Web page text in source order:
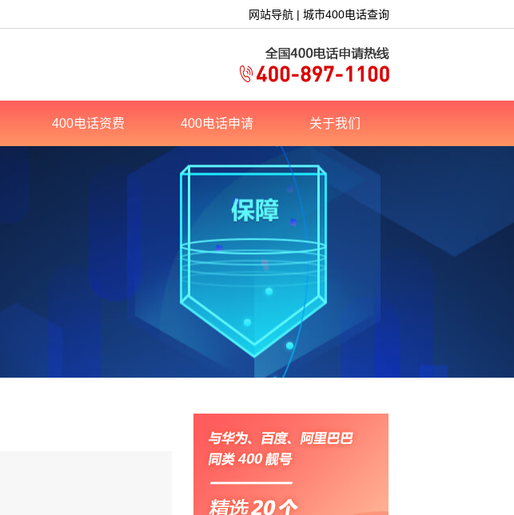
网站导航 | 城市400电话查询
400电话资费 400电话申请 关于我们